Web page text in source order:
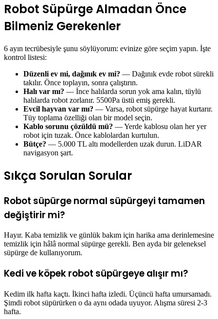
Robot Süpürge Almadan Önce
Bilmeniz Gerekenler
6 ayın tecrübesiyle şunu söylüyorum: evinize göre seçim yapın. İşte
kontrol listesi:
Düzenli ev mi, dağınık ev mi? — Dağınık evde robot sürekli
takılır. Önce toplayın, sonra çalıştırın.
Halı var mı? — İnce halılarda sorun yok ama kalın, tüylü
halılarda robot zorlanır. 5500Pa üstü emiş gerekli.
Evcil hayvan var mı? — Varsa, robot süpürge hayat kurtarır.
Tüy toplama özelliği olan bir model seçin.
Kablo sorunu çözüldü mü? — Yerde kablosu olan her yer
robot için tuzak. Önce kablolardan kurtulun.
Bütçe? — 5.000 TL altı modellerden uzak durun. LiDAR
navigasyon şart.
Sıkça Sorulan Sorular
Robot süpürge normal süpürgeyi tamamen
değiştirir mi?
Hayır. Kaba temizlik ve günlük bakım için harika ama derinlemesine
temizlik için hâlâ normal süpürge gerekli. Ben ayda bir geleneksel
süpürge de kullanıyorum.
Kedi ve köpek robot süpürgeye alışır mı?
Kedim ilk hafta kaçtı. İkinci hafta izledi. Üçüncü hafta umursamadı.
Şimdi robot süpürürken o da aynı odada uyuyor. Alışma süresi 2-3
hafta.